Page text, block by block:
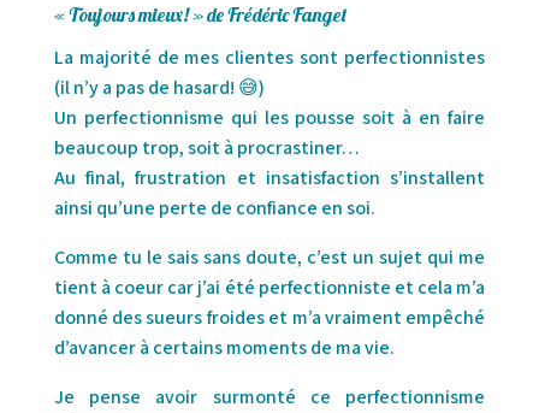
« Toujours mieux! » de Frédéric Fanget
La majorité de mes clientes sont perfectionnistes
(il n’y a pas de hasard! 😅)
Un perfectionnisme qui les pousse soit à en faire
beaucoup trop, soit à procrastiner…
Au final, frustration et insatisfaction s’installent
ainsi qu’une perte de confiance en soi.
Comme tu le sais sans doute, c’est un sujet qui me
tient à coeur car j’ai été perfectionniste et cela m’a
donné des sueurs froides et m’a vraiment empêché
d’avancer à certains moments de ma vie.
Je pense avoir surmonté ce perfectionnisme